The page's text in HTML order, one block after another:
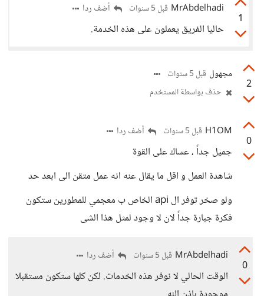
1
MrAbdelhadi قبل 5 سنوات أضف ردا
حاليا الفريق يعملون على هذه الخدمة.
2
مجهول قبل 5 سنوات
حذف بواسطة المستخدم
0
H1OM قبل 5 سنوات أضف ردا
جميل جداً ، عساك على القوة
شاهدة العمل و اقل ما يقال عنه انه عمل متقن الى ابعد حد
ولو صخر توفر ال api الخاص ب معجمي للمطورين ستكون
فكرة جبارة جداً لان لا وجود لمثل هذا الشى
0
MrAbdelhadi قبل 5 سنوات أضف ردا
الوقت الحالي لا نوفر هذه الخدمات. لكن كلها ستكون مستقبلا